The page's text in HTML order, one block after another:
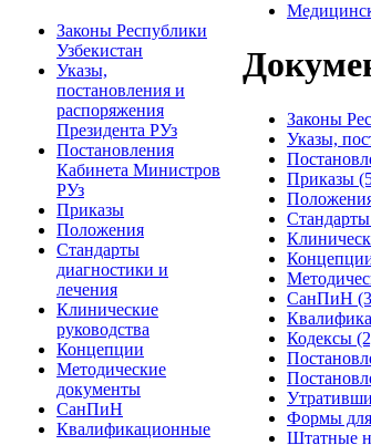
Законы Республики
Узбекистан
Указы,
постановления и
распоряжения
Президента РУз
Постановления
Кабинета Министров
РУз
Приказы
Положения
Стандарты
диагностики и
лечения
Клинические
руководства
Концепции
Методические
документы
СанПиН
Квалификационные
Законы
Указы,
Приказы
СанПиН
Кодексы
Формы для
Штатные